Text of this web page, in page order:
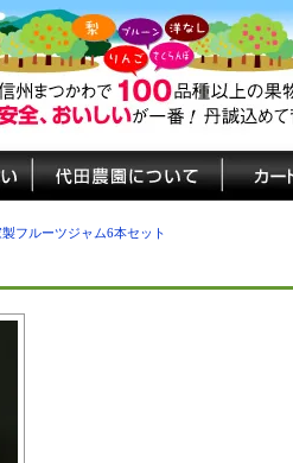
製フルーツジャム6本セット